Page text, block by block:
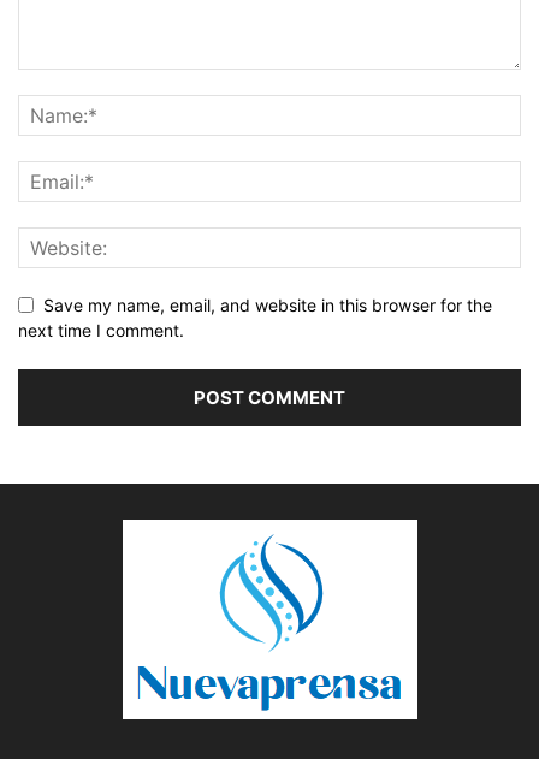
Save my name, email, and website in this browser for the
next time I comment.